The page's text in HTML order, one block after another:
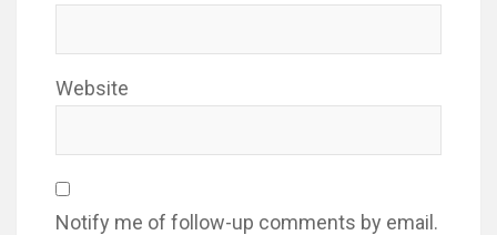
Website
Notify me of follow-up comments by email.